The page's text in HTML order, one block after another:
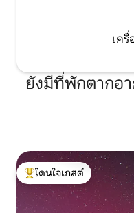
เค
ยังมีที่พักตากอ
โดนใจเกสต์ที่สุด
โดนใจเกสต์